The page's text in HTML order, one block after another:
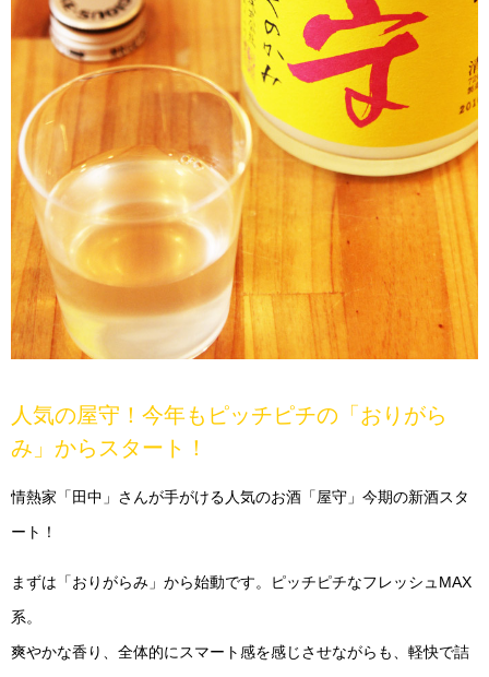
人気の屋守！今年もピッチピチの「おりがら
み」からスタート！
情熱家「田中」さんが手がける人気のお酒「屋守」今期の新酒スタ
ート！
まずは「おりがらみ」から始動です。ピッチピチなフレッシュMAX
系。
爽やかな香り、全体的にスマート感を感じさせながらも、軽快で詰